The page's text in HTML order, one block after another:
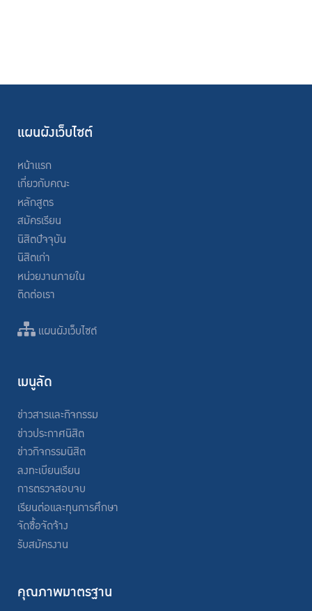
แผนผังเว็บไซต์
หน้าแรก
เกี่ยวกับคณะ
หลักสูตร
สมัครเรียน
นิสิตปัจจุบัน
นิสิตเก่า
หน่วยงานภายใน
ติดต่อเรา
แผนผังเว็บไซต์
เมนูลัด
ข่าวสารและกิจกรรม
ข่าวประกาศนิสิต
ข่าวกิจกรรมนิสิต
ลงทะเบียนเรียน
การตรวจสอบจบ
เรียนต่อและทุนการศึกษา
จัดซื้อจัดจ้าง
รับสมัครงาน
คุณภาพมาตรฐาน